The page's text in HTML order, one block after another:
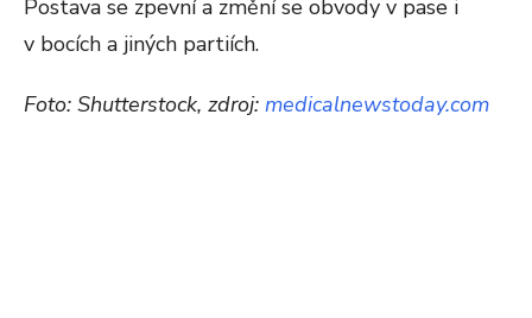
Postava se zpevní a změní se obvody v pase i
v bocích a jiných partiích.
Foto: Shutterstock, zdroj: medicalnewstoday.com